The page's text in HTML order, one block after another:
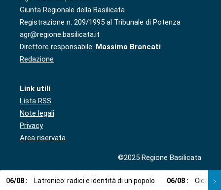
Giunta Regionale della Basilicata
Registrazione n. 209/1995 al Tribunale di Potenza
agr@regione.basilicata.it
Direttore responsabile: Massimo Brancati
Redazione
Link utili
Lista RSS
Note legali
Privacy
Area riservata
©2025 Regione Basilicata
06/08 : Latronico: radici e identità di un popolo 06/08 : Cicala: